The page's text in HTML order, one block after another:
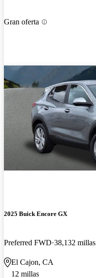
Gran oferta
2025 Buick Encore GX
Preferred FWD 38,132 millas
El Cajon, CA
12 millas